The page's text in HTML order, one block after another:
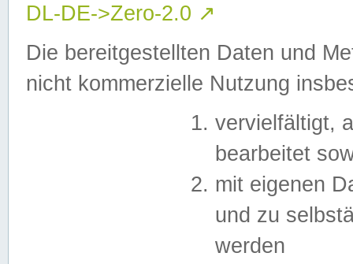
DL-DE->Zero-2.0 ↗
Die bereitgestellten Daten und
nicht kommerzielle Nutzung
vervielfältigt,
bearbeitet
mit eigenen
und zu
werden